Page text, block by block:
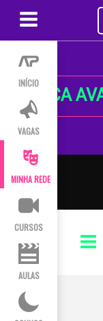
INÍCIO
VAGAS
MINHA REDE
CURSOS
AULAS
BUSCA